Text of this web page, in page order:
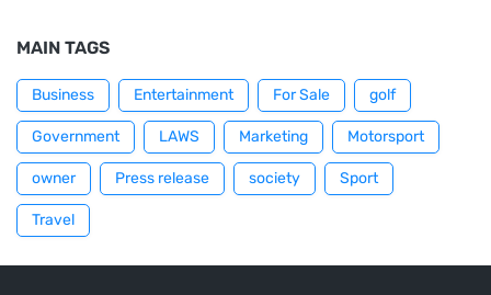
MAIN TAGS
Business Entertainment For Sale golf
Government LAWS Marketing Motorsport
owner Press release society Sport
Travel